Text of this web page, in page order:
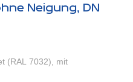
Neigung, DN
(RAL 7032), mit